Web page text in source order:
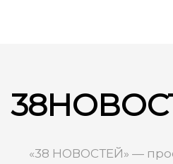
«38 НОВОСТЕЙ» —